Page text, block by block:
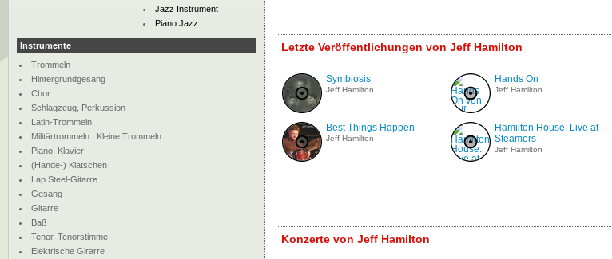
Letzte Veröffentlichungen von Jeff Hamilton
Symbiosis
Jeff Hamilton
Hands On
Jeff Hamilton
Best Things Happen
Jeff Hamilton
Hamilton House: Live at
Steamers
Jeff Hamilton
Konzerte von Jeff Hamilton
Jazz Instrument
Piano Jazz
Instrumente
Trommeln
Hintergrundgesang
Chor
Schlagzeug, Perkussion
Latin-Trommeln
Militärtrommeln., Kleine Trommeln
Piano, Klavier
(Hande-) Klatschen
Lap Steel-Gitarre
Gesang
Gitarre
Baß
Tenor, Tenorstimme
Elektrische Girarre